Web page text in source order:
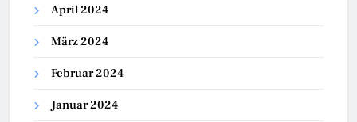
April 2024
März 2024
Februar 2024
Januar 2024